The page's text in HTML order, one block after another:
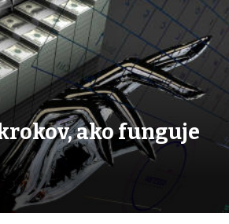
ako funguje